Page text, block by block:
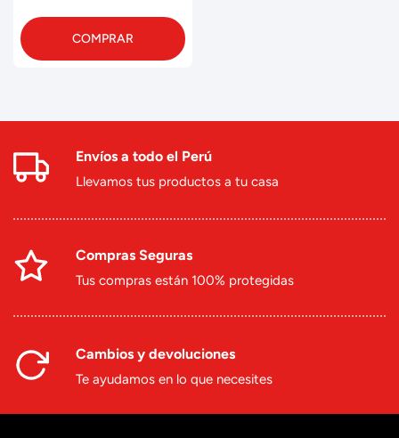
COMPRAR
Envíos a todo el Perú
Llevamos tus productos a tu casa
Compras Seguras
Tus compras están 100% protegidas
Cambios y devoluciones
Te ayudamos en lo que necesites